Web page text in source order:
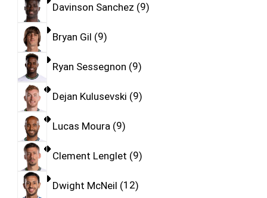
Davinson Sanchez 9
Bryan Gil 9
Ryan Sessegnon 9
Dejan Kulusevski 9
Lucas Moura 9
Clement Lenglet 9
Dwight McNeil 12